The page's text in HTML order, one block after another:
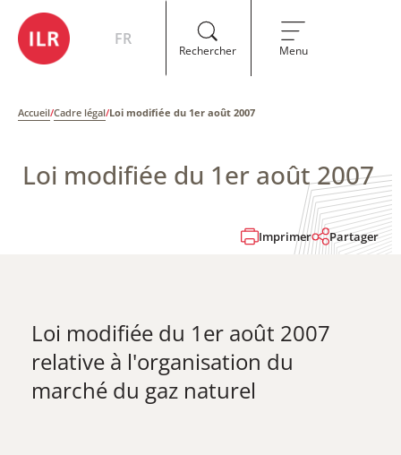
FR
Rechercher Menu
Accueil/Cadre légal/Loi modifiée du 1er août 2007
Loi modifiée du 1er août 2007
Imprimer Partager
Loi modifiée du 1er août 2007
relative à l'organisation du
marché du gaz naturel